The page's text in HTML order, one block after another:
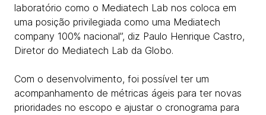
laboratório como o Mediatech Lab nos coloca em
uma posição privilegiada como uma Mediatech
company 100% nacional”, diz Paulo Henrique Castro,
Diretor do Mediatech Lab da Globo.
Com o desenvolvimento, foi possível ter um
acompanhamento de métricas ágeis para ter novas
prioridades no escopo e ajustar o cronograma para